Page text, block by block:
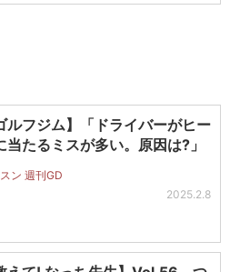
ルフジム】「ドライバーがヒー
当たるミスが多い。原因は?」
ン 週刊GD
2025.2.8